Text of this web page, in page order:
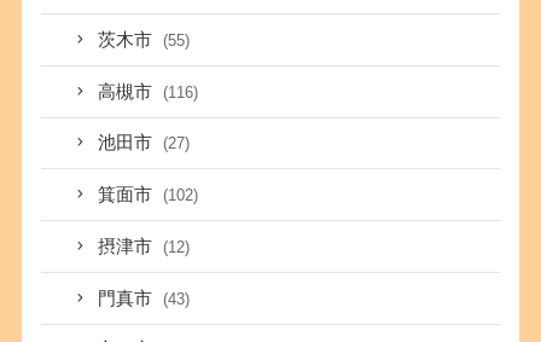
茨木市 (55)
高槻市 (116)
池田市 (27)
箕面市 (102)
摂津市 (12)
門真市 (43)